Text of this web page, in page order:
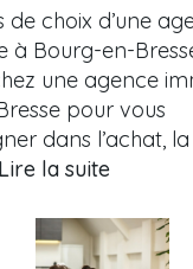
de choix d’une
à Bourg-en-
une agence
pour vous
dans l’achat,
Lire la suite